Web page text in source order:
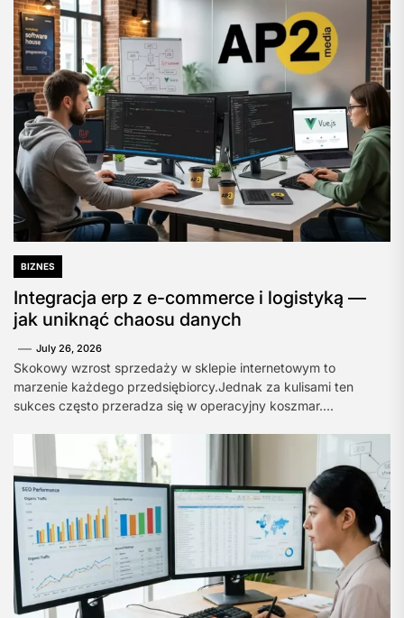
BIZNES
Integracja erp z e-commerce i logistyką —
jak uniknąć chaosu danych
July 26, 2026
Skokowy wzrost sprzedaży w sklepie internetowym to
marzenie każdego przedsiębiorcy.Jednak za kulisami ten
sukces często przeradza się w operacyjny koszmar....